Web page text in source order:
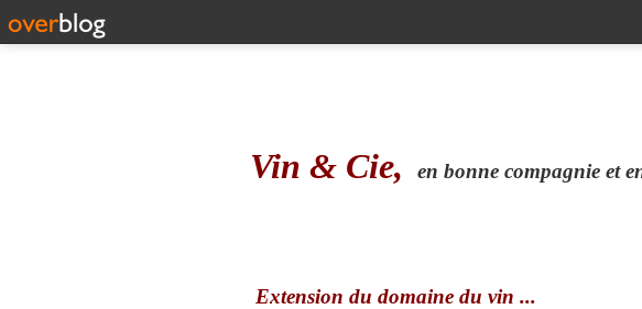
Vin & Cie, en bonne compagnie et
Extension du domaine du vin ...